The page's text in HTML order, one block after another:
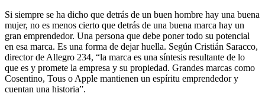
Si siempre se ha dicho que detrás de un buen hombre hay una buena
mujer, no es menos cierto que detrás de una buena marca hay un
gran emprendedor. Una persona que debe poner todo su potencial
en esa marca. Es una forma de dejar huella. Según Cristián Saracco,
director de Allegro 234, “la marca es una síntesis resultante de lo
que es y promete la empresa y su propiedad. Grandes marcas como
Cosentino, Tous o Apple mantienen un espíritu emprendedor y
cuentan una historia”.